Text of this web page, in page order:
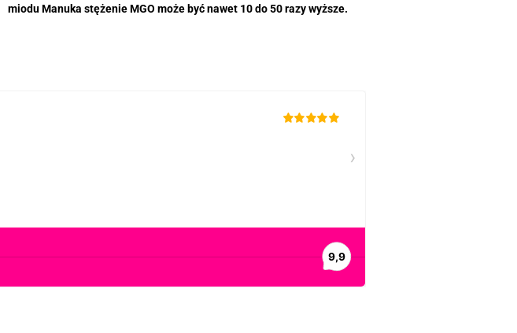
miodu Manuka stężenie MGO może być nawet 10 do 50 razy wyższe.